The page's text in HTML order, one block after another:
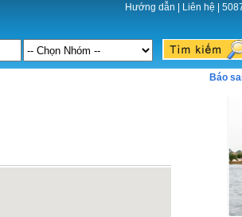
Hướng dẫn Liên hệ
Báo